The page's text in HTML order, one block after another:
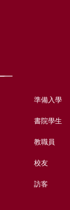
準備入學
書院學生
教職員
校友
訪客